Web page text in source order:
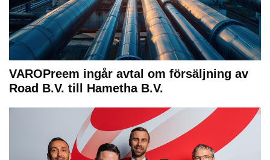
VAROPreem ingår avtal om försäljning av
Road B.V. till Hametha B.V.